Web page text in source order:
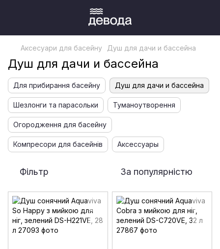
Аксесуари для басейну Душ для дачи и бассейна
Душ для дачи и бассейна
Для прибирання басейну Душ для дачи и бассейна
Шезлонги та парасольки Туманоутворення
Огородження для басейну
Компресори для басейнів Аксессуары
Фільтр За популярністю